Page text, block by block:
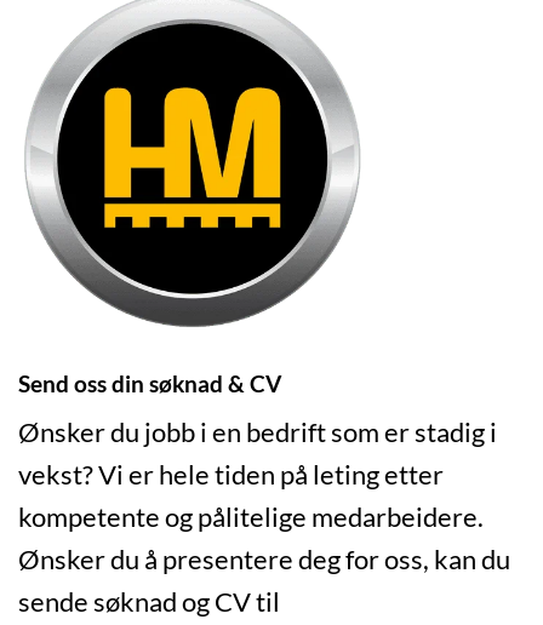
Send oss din søknad & CV
Ønsker du jobb i en bedrift som er stadig i
vekst? Vi er hele tiden på leting etter
kompetente og pålitelige medarbeidere.
Ønsker du å presentere deg for oss, kan du
sende søknad og CV til